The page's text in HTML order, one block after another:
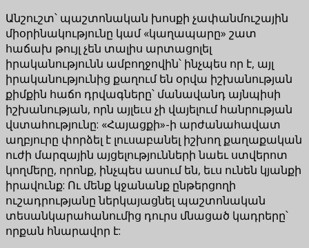
Անշուշտ՝ պաշտոնական խոսքի չափանմուշային
միօրինակությունը կամ «կաղապարը» շատ
հաճախ թույլ չեն տալիս արտացոլել
իրականությունն ամբողջովին՝ ինչպես որ է, այլ
իրականությունից քաղում են օրվա իշխանության
քիմքին հաճո դրվագները՝ մանավանդ այնպիսի
իշխանության, որն այլեւս չի վայելում հանրության
վստահությունը: «Հայացքի»-ի արժանահավատ
աղբյուրը փորձել է լուսաբանել իշխող քաղաքական
ուժի մարզային այցելությունների նաեւ ստվերոտ
կողմերը, որոնք, ինչպես ասում են, եւս ունեն կյանքի
իրավունք: Ու մենք կջանանք ընթերցողի
ուշադրությանը ներկայացնել պաշտոնական
տեսանկարահանումից դուրս մնացած կադրերը՝
որքան հնարավոր է: